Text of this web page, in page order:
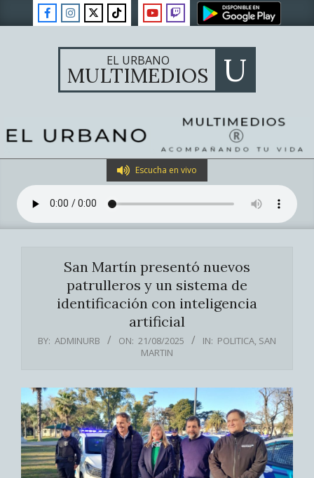
to
EL URBANO
MULTIMEDIOS U
Navigation
Menu
Escucha en vivo
San Martín presentó nuevos
patrulleros y un sistema de
identificación con inteligencia
artificial
BY: ADMINURB ON: 21/08/2025 IN: POLITICA, SAN
MARTIN